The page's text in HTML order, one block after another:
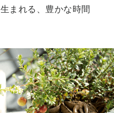
まれる、豊かな時間